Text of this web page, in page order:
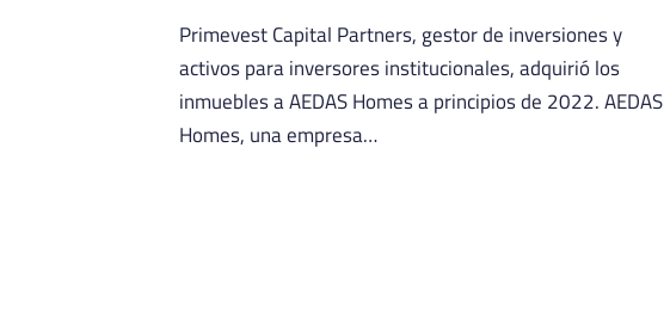
Primevest Capital Partners, gestor de inversiones y
activos para inversores institucionales, adquirió los
inmuebles a AEDAS Homes a principios de 2022. AEDAS
Homes, una empresa…